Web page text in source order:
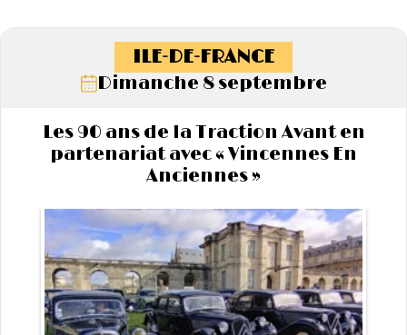
ILE-DE-FRANCE
Dimanche 8 septembre
Les 90 ans de la Traction Avant en
partenariat avec « Vincennes En
Anciennes »